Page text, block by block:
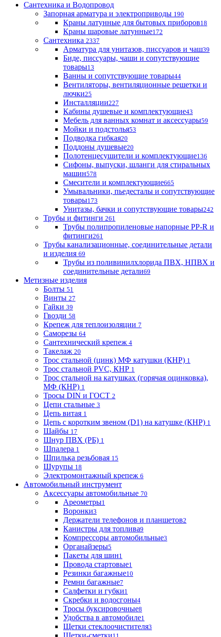
Сантехника и Водопровод
Запорная арматура и электроприводы 190
Краны латунные для бытовых приборов18
Краны шаровые латунные172
Сантехника 2337
Арматура для унитазов, писсуаров и чаш39
Биде, писсуары, чаши и сопутствующие
товары13
Ванны и сопутствующие товары44
Вентиляторы, вентиляционные решетки и
лючки25
Инсталляции227
Кабины душевые и комплектующие43
Мебель для ванных комнат и аксессуары59
Мойки и подстолья53
Подводка гибкая20
Поддоны душевые20
Полотенцесушители и комплектующие136
Сифоны, выпуски, шланги для стиральных
машин578
Смесители и комплектующие665
Умывальники, пьедесталы и сопутствующие
товары173
Унитазы, бачки и сопутствующие товары242
Трубы и фитинги 261
Трубы полипропиленовые напорные PP-R и
фитинги261
Трубы канализационные, соединительные детали
и изделия 69
Трубы из поливинилхлорида ПВХ, НПВХ и
соединительные детали69
Метизные изделия
Болты 51
Винты 27
Гайки 39
Гвозди 58
Крепеж для теплоизоляции 7
Саморезы 64
Сантехнический крепеж 4
Такелаж 20
Трос стальной (цинк) МФ катушки (КНР) 1
Трос стальной PVC, КНР 1
Трос стальной на катушках (горячая оцинковка),
МФ (КНР) 1
Тросы DIN и ГОСТ 2
Цепи стальные 3
Цепь витая 1
Цепь с коротким звеном (D1) на катушке (КНР) 1
Шайбы 17
Шнур ПВХ (РБ) 1
Шпалера 1
Шпилька резьбовая 15
Шурупы 18
Электромонтажный крепеж 6
Автомобильный инструмент
Аксессуары автомобильные 70
Ареометры1
Воронки3
Держатели телефонов и планшетов2
Канистры для топлива9
Компрессоры автомобильные3
Органайзеры5
Пакеты для шин1
Провода стартовые1
Резинки багажные10
Ремни багажные7
Салфетки и губки1
Скребки и водосгоны4
Тросы буксировочные8
Удобства в автомобиле1
Щетки стеклоочистителя3
Щетки-сметки